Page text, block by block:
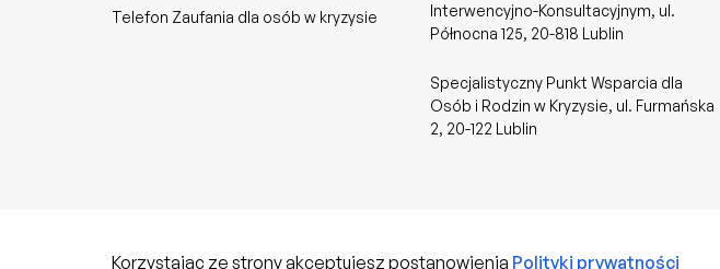
Telefon Zaufania dla osób w kryzysie
Interwencyjno-Konsultacyjnym, ul.
Północna 125, 20-818 Lublin
Specjalistyczny Punkt Wsparcia dla
Osób i Rodzin w Kryzysie, ul. Furmańska
2, 20-122 Lublin
Korzystając ze strony akceptujesz postanowienia Polityki prywatności